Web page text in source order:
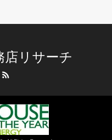
店リサーチ